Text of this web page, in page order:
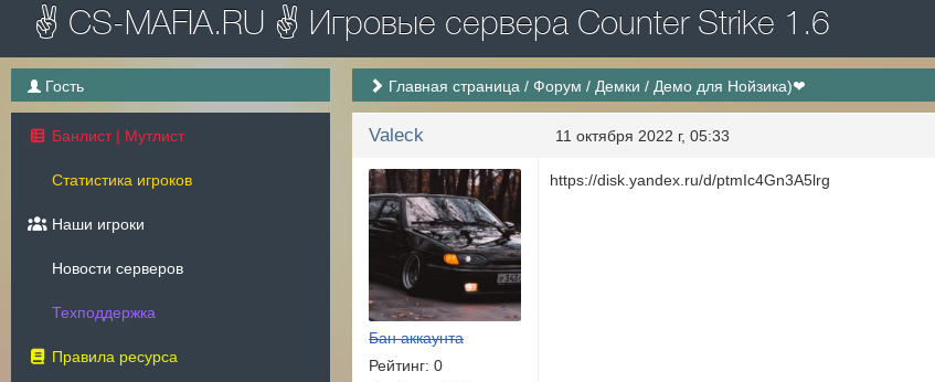
✌ CS-MAFIA.RU ✌ Игровые сервера Counter Strike 1.6
Гость
Банлист | Мутлист
Статистика игроков
Наши игроки
Новости серверов
Техподдержка
Правила ресурса
Главная страница /Форум / Демки / Демо для Нойзика)❤
Valeck 11 октября 2022 г, 05:33
Бан аккаунта
Рейтинг: 0
https://disk.yandex.ru/d/ptmIc4Gn3A5lrg